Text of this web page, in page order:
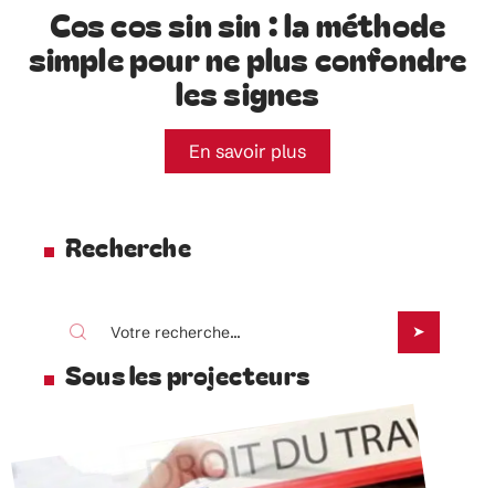
Cos cos sin sin : la méthode
simple pour ne plus confondre
les signes
En savoir plus
Recherche
Sous les projecteurs